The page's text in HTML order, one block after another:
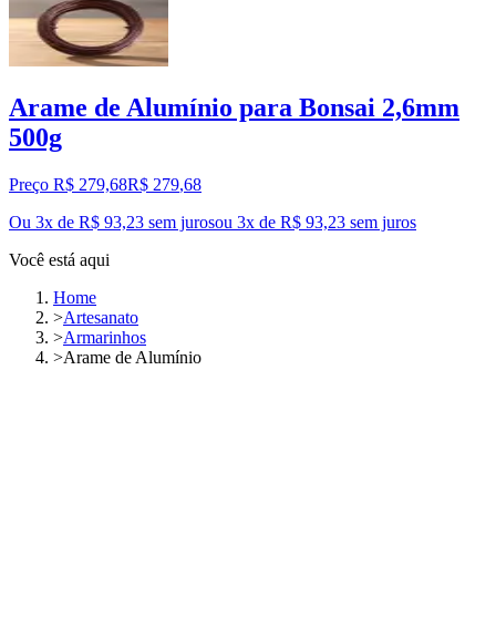
Arame de Alumínio para Bonsai 2,6mm
500g
Preço R$ 279,68R$ 279,68
Ou 3x de R$ 93,23 sem jurosou 3x de R$ 93,23 sem juros
Você está aqui
Home
>Artesanato
>Armarinhos
>Arame de Alumínio